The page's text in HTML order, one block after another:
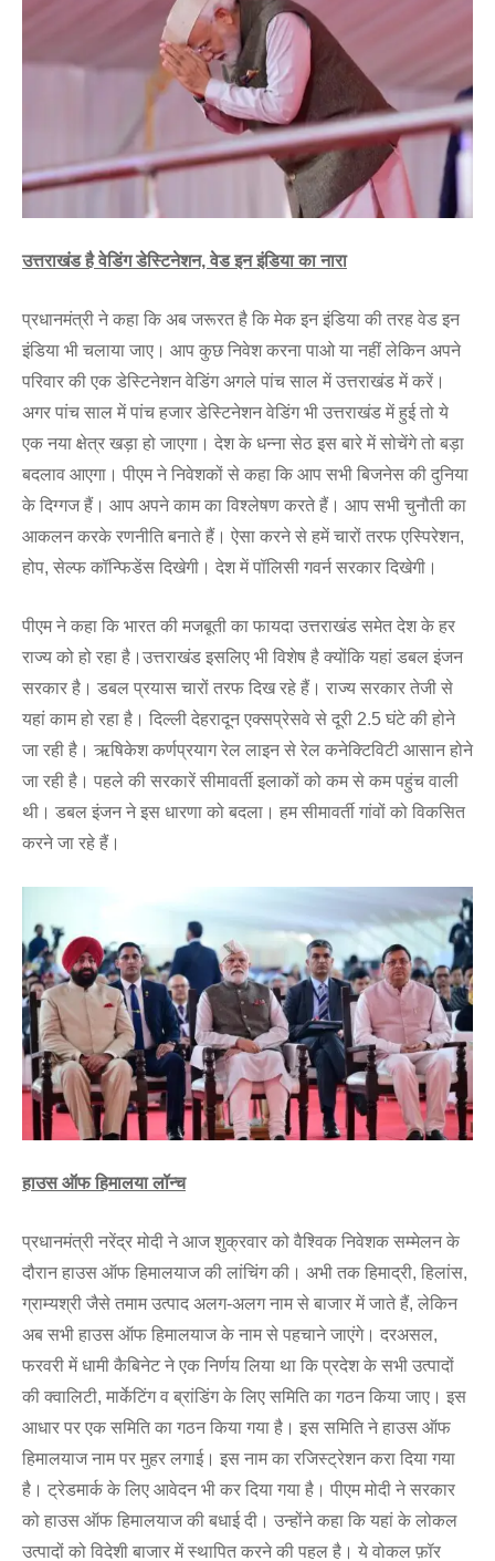
उत्तराखंड है वेडिंग डेस्टिनेशन, वेड इन इंडिया का नारा
प्रधानमंत्री ने कहा कि अब जरूरत है कि मेक इन इंडिया की तरह वेड इन
इंडिया भी चलाया जाए। आप कुछ निवेश करना पाओ या नहीं लेकिन अपने
परिवार की एक डेस्टिनेशन वेडिंग अगले पांच साल में उत्तराखंड में करें।
अगर पांच साल में पांच हजार डेस्टिनेशन वेडिंग भी उत्तराखंड में हुई तो ये
एक नया क्षेत्र खड़ा हो जाएगा। देश के धन्ना सेठ इस बारे में सोचेंगे तो बड़ा
बदलाव आएगा। पीएम ने निवेशकों से कहा कि आप सभी बिजनेस की दुनिया
के दिग्गज हैं। आप अपने काम का विश्लेषण करते हैं। आप सभी चुनौती का
आकलन करके रणनीति बनाते हैं। ऐसा करने से हमें चारों तरफ एस्पिरेशन,
होप, सेल्फ कॉन्फिडेंस दिखेगी। देश में पॉलिसी गवर्न सरकार दिखेगी।
पीएम ने कहा कि भारत की मजबूती का फायदा उत्तराखंड समेत देश के हर
राज्य को हो रहा है।उत्तराखंड इसलिए भी विशेष है क्योंकि यहां डबल इंजन
सरकार है। डबल प्रयास चारों तरफ दिख रहे हैं। राज्य सरकार तेजी से
यहां काम हो रहा है। दिल्ली देहरादून एक्सप्रेसवे से दूरी 2.5 घंटे की होने
जा रही है। ऋषिकेश कर्णप्रयाग रेल लाइन से रेल कनेक्टिविटी आसान होने
जा रही है। पहले की सरकारें सीमावर्ती इलाकों को कम से कम पहुंच वाली
थी। डबल इंजन ने इस धारणा को बदला। हम सीमावर्ती गांवों को विकसित
करने जा रहे हैं।
हाउस ऑफ हिमालया लॉन्च
प्रधानमंत्री नरेंद्र मोदी ने आज शुक्रवार को वैश्विक निवेशक सम्मेलन के
दौरान हाउस ऑफ हिमालयाज की लांचिंग की। अभी तक हिमाद्री, हिलांस,
ग्राम्यश्री जैसे तमाम उत्पाद अलग-अलग नाम से बाजार में जाते हैं, लेकिन
अब सभी हाउस ऑफ हिमालयाज के नाम से पहचाने जाएंगे। दरअसल,
फरवरी में धामी कैबिनेट ने एक निर्णय लिया था कि प्रदेश के सभी उत्पादों
की क्वालिटी, मार्केटिंग व ब्रांडिंग के लिए समिति का गठन किया जाए। इस
आधार पर एक समिति का गठन किया गया है। इस समिति ने हाउस ऑफ
हिमालयाज नाम पर मुहर लगाई। इस नाम का रजिस्ट्रेशन करा दिया गया
है। ट्रेडमार्क के लिए आवेदन भी कर दिया गया है। पीएम मोदी ने सरकार
को हाउस ऑफ हिमालयाज की बधाई दी। उन्होंने कहा कि यहां के लोकल
उत्पादों को विदेशी बाजार में स्थापित करने की पहल है। ये वोकल फ़ॉर